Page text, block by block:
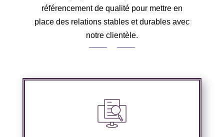
référencement de qualité pour mettre en
place des relations stables et durables avec
notre clientèle.
Nous réalisons un audit de votre site web à
travers les mots clés pertinents, les principaux